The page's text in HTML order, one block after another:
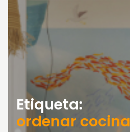
Etiqueta:
ordenar cocina